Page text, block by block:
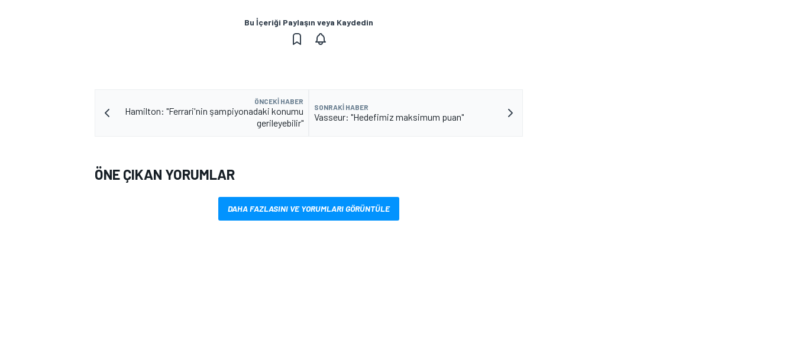
Bu İçeriği Paylaşın veya Kaydedin
ÖNCEKI HABER
Hamilton: "Ferrari'nin şampiyonadaki konumu
gerileyebilir"
SONRAKI HABER
Vasseur: "Hedefimiz maksimum puan"
ÖNE ÇIKAN YORUMLAR
DAHA FAZLASINI VE YORUMLARI GÖRÜNTÜLE